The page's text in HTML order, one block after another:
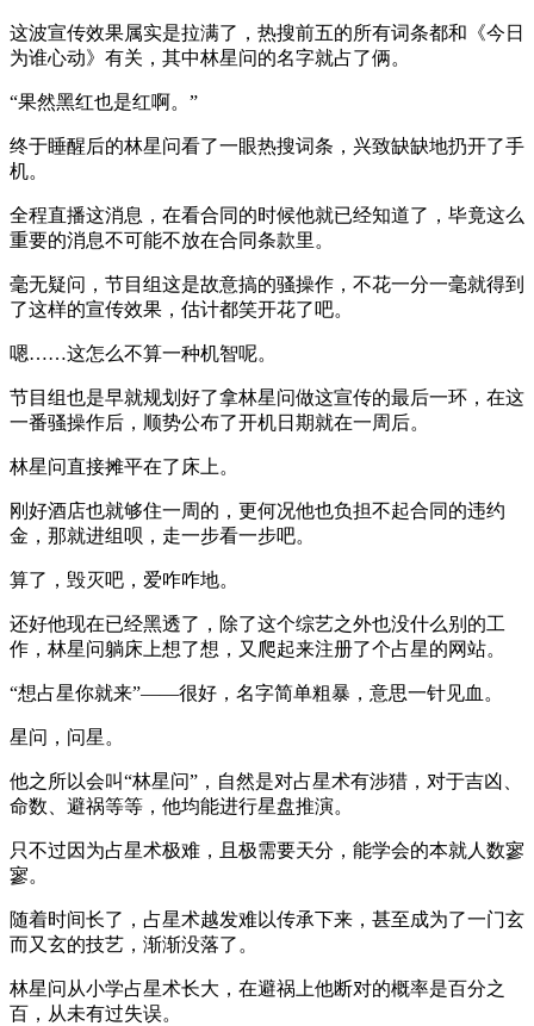
这波宣传效果属实是拉满了，热搜前五的所有词条都和《今日
为谁心动》有关，其中林星问的名字就占了俩。
“果然黑红也是红啊。”
终于睡醒后的林星问看了一眼热搜词条，兴致缺缺地扔开了手
机。
全程直播这消息，在看合同的时候他就已经知道了，毕竟这么
重要的消息不可能不放在合同条款里。
毫无疑问，节目组这是故意搞的骚操作，不花一分一毫就得到
了这样的宣传效果，估计都笑开花了吧。
嗯……这怎么不算一种机智呢。
节目组也是早就规划好了拿林星问做这宣传的最后一环，在这
一番骚操作后，顺势公布了开机日期就在一周后。
林星问直接摊平在了床上。
刚好酒店也就够住一周的，更何况他也负担不起合同的违约
金，那就进组呗，走一步看一步吧。
算了，毁灭吧，爱咋咋地。
还好他现在已经黑透了，除了这个综艺之外也没什么别的工
作，林星问躺床上想了想，又爬起来注册了个占星的网站。
“想占星你就来”——很好，名字简单粗暴，意思一针见血。
星问，问星。
他之所以会叫“林星问”，自然是对占星术有涉猎，对于吉凶、
命数、避祸等等，他均能进行星盘推演。
只不过因为占星术极难，且极需要天分，能学会的本就人数寥
寥。
随着时间长了，占星术越发难以传承下来，甚至成为了一门玄
而又玄的技艺，渐渐没落了。
林星问从小学占星术长大，在避祸上他断对的概率是百分之
百，从未有过失误。